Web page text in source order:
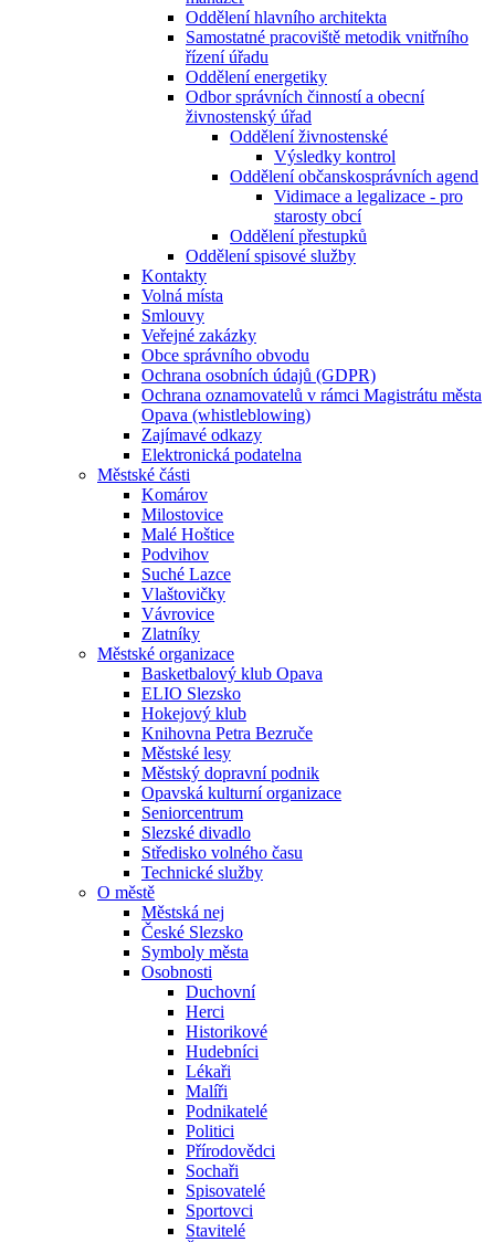
Oddělení hlavního architekta
Samostatné pracoviště metodik vnitřního
řízení úřadu
Oddělení energetiky
Odbor správních činností a obecní
živnostenský úřad
Oddělení živnostenské
Výsledky kontrol
Oddělení občanskosprávních agend
Vidimace a legalizace - pro
starosty obcí
Oddělení přestupků
Oddělení spisové služby
Kontakty
Volná místa
Smlouvy
Veřejné zakázky
Obce správního obvodu
Ochrana osobních údajů (GDPR)
Ochrana oznamovatelů v rámci Magistrátu města
Opava (whistleblowing)
Zajímavé odkazy
Elektronická podatelna
Městské části
Komárov
Milostovice
Malé Hoštice
Podvihov
Suché Lazce
Vlaštovičky
Vávrovice
Zlatníky
Městské organizace
Basketbalový klub Opava
ELIO Slezsko
Hokejový klub
Knihovna Petra Bezruče
Městské lesy
Městský dopravní podnik
Opavská kulturní organizace
Seniorcentrum
Slezské divadlo
Středisko volného času
Technické služby
O městě
Městská nej
České Slezsko
Symboly města
Osobnosti
Duchovní
Herci
Historikové
Hudebníci
Lékaři
Malíři
Podnikatelé
Politici
Přírodovědci
Sochaři
Spisovatelé
Sportovci
Stavitelé